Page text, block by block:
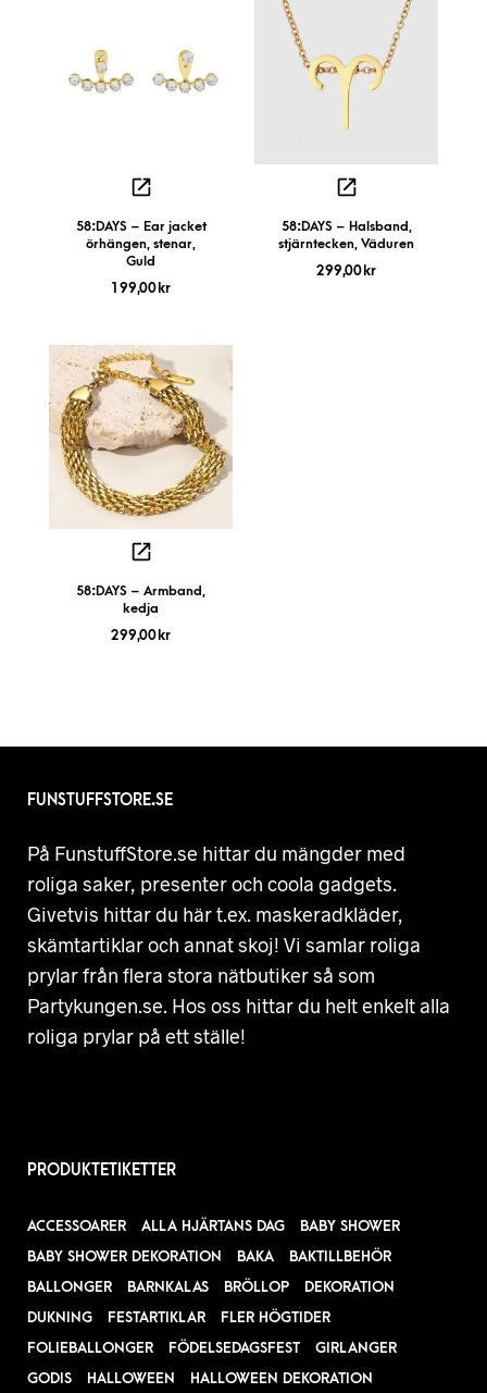
58:DAYS – Ear jacket
örhängen, stenar,
Guld
199,00 kr
58:DAYS – Halsband,
stjärntecken, Väduren
299,00 kr
58:DAYS – Armband,
kedja
299,00 kr
FUNSTUFFSTORE.SE
På FunstuffStore.se hittar du mängder med
roliga saker, presenter och coola gadgets.
Givetvis hittar du här t.ex. maskeradkläder,
skämtartiklar och annat skoj! Vi samlar roliga
prylar från flera stora nätbutiker så som
Partykungen.se. Hos oss hittar du helt enkelt alla
roliga prylar på ett ställe!
PRODUKTETIKETTER
ACCESSOARER ALLA HJÄRTANS DAG
BABY SHOWER
BABY SHOWER DEKORATION
BAKA
BAKTILLBEHÖR
BALLONGER
BARNKALAS BRÖLLOP
DEKORATION
DUKNING
FESTARTIKLAR
FLER HÖGTIDER
FOLIEBALLONGER
FÖDELSEDAGSFEST
GIRLANGER
GODIS
HALLOWEEN HALLOWEEN DEKORATION